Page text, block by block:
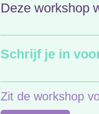
Deze workshop
Schrijf je in
Zit de workshop